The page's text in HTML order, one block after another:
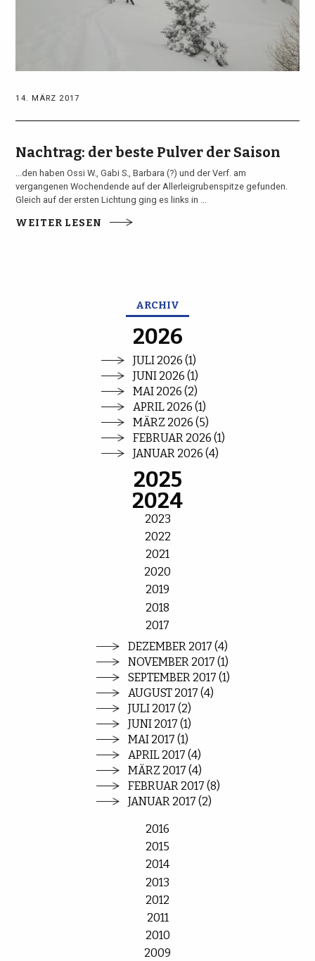
14. MÄRZ 2017
Nachtrag: der beste Pulver der Saison
...den haben Ossi W., Gabi S., Barbara (?) und der Verf. am
vergangenen Wochendende auf der Allerleigrubenspitze gefunden.
Gleich auf der ersten Lichtung ging es links in ...
WEITER LESEN
ARCHIV
2026
JULI 2026 (1)
JUNI 2026 (1)
MAI 2026 (2)
APRIL 2026 (1)
MÄRZ 2026 (5)
FEBRUAR 2026 (1)
JANUAR 2026 (4)
2025
2024
2023
2022
2021
2020
2019
2018
2017
DEZEMBER 2017 (4)
NOVEMBER 2017 (1)
SEPTEMBER 2017 (1)
AUGUST 2017 (4)
JULI 2017 (2)
JUNI 2017 (1)
MAI 2017 (1)
APRIL 2017 (4)
MÄRZ 2017 (4)
FEBRUAR 2017 (8)
JANUAR 2017 (2)
2016
2015
2014
2013
2012
2011
2010
2009